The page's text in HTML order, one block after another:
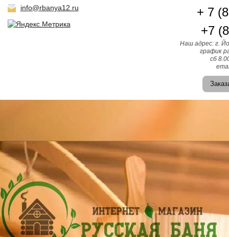
info@rbanya12.ru
+ 7
+7
Наш адрес: г.
график
сб